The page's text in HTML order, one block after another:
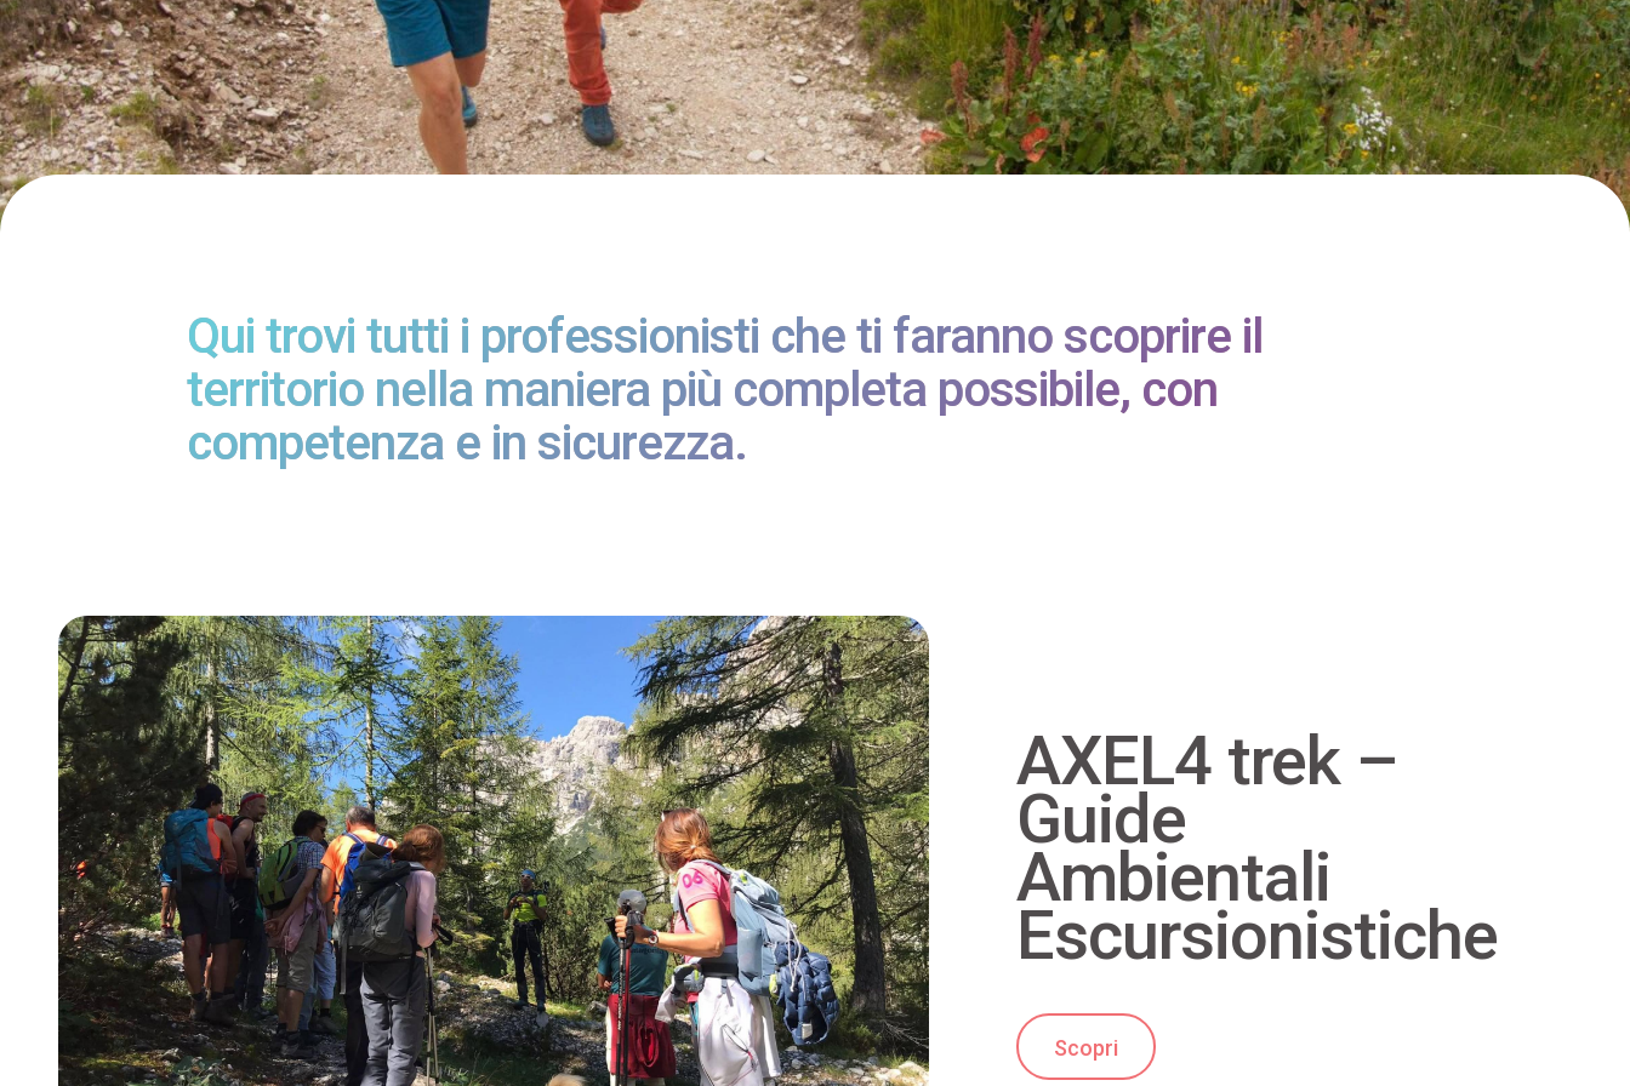
Qui trovi tutti i professionisti che ti faranno scoprire il
territorio nella maniera più completa possibile, con
competenza e in sicurezza.
AXEL4 trek –
Guide
Ambientali
Escursionistiche
Scopri